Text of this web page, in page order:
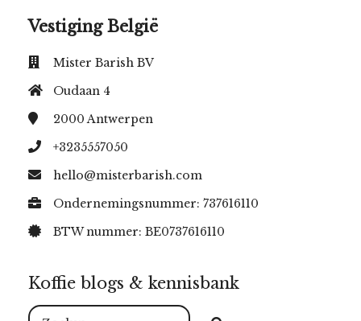
Vestiging België
Mister Barish BV
Oudaan 4
2000Antwerpen
+3235557050
hello@misterbarish.com
Ondernemingsnummer: 737616110
BTW nummer: BE0737616110
Koffie blogs & kennisbank